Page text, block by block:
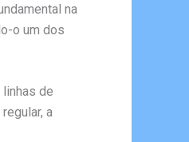
na
o um dos
linhas de
a